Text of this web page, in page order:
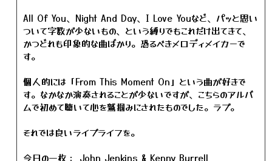
All Of You、Night And Day、I Love Youなど、パッと思い
ついて字数が少ないもの、という縛りでもこれだけ出てきて、
かつどれも印象的な曲ばかり。恐るべきメロディメイカーで
す。
個人的には「From This Moment On」という曲が好きで
す。なかなか演奏されることが少ないですが、こちらのアルバ
ムで初めて聴いて心を鷲掴みにされたものでした。ラブ。
それでは良いライブライフを。
今日の一枚： John Jenkins & Kenny Burrell